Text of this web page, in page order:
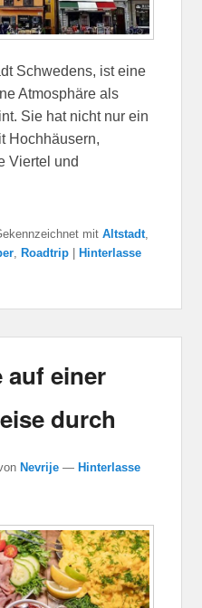
Schwedens, ist eine
Atmosphäre als
Sie hat nicht nur ein
Hochhäusern,
Viertel und
mit Altstadt
,Roadtrip |Hinterlasse
auf einer
durch
Nevrije — Hinterlasse